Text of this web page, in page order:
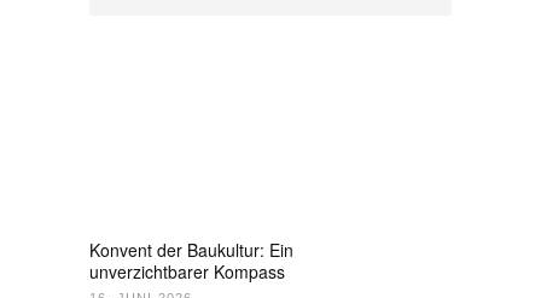
Konvent der Baukultur: Ein
unverzichtbarer Kompass